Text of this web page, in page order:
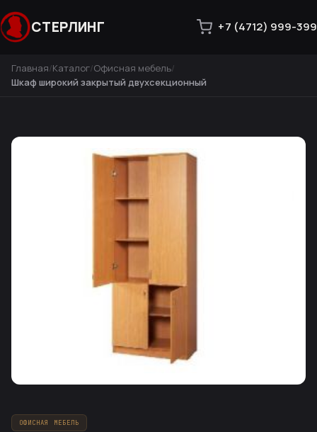
СТЕРЛИНГ +7 (4712) 999-399
Главная Каталог Офисная мебель
Шкаф широкий закрытый двухсекционный
ОФИСНАЯ МЕБЕЛЬ